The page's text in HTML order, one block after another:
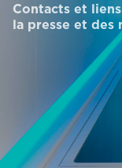
Commander
Contactez-nous
Demander un
Contacts et
la presse et des